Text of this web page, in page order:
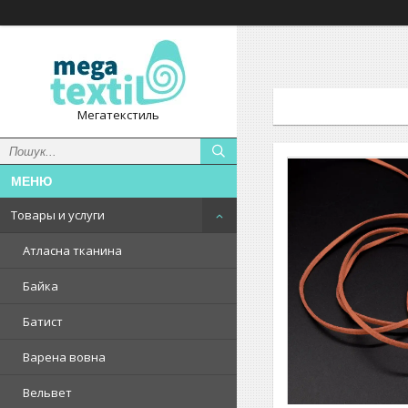
Мегатекстиль
Товары и услуги
Атласна тканина
Байка
Батист
Варена вовна
Вельвет